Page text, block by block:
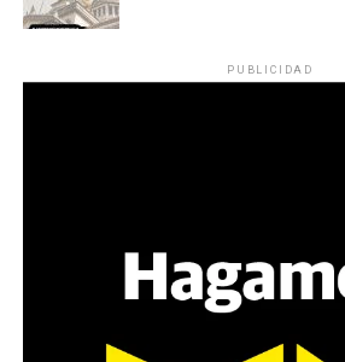
PUBLICIDAD